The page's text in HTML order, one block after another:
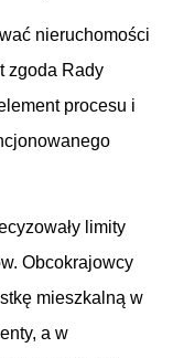
nieruchomości
zgoda Rady
procesu i
limity
Obcokrajowcy
mieszkalną w
a w